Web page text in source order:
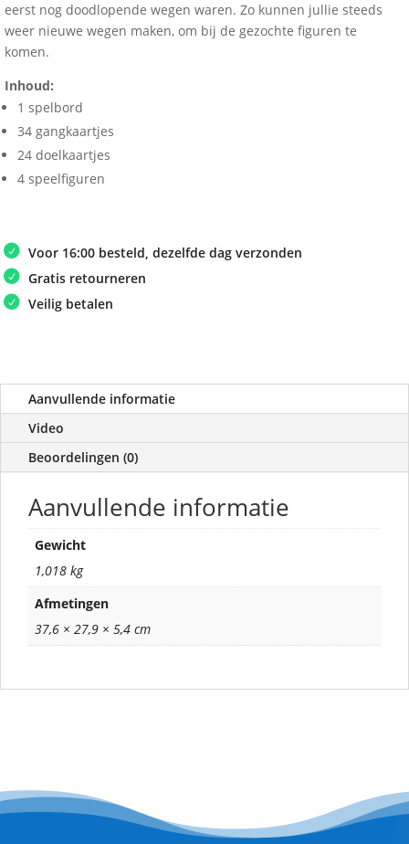
eerst nog doodlopende wegen waren. Zo kunnen jullie steeds
weer nieuwe wegen maken, om bij de gezochte figuren te
komen.
Inhoud:
1 spelbord
34 gangkaartjes
24 doelkaartjes
4 speelfiguren
Voor 16:00 besteld, dezelfde dag verzonden
Gratis retourneren
Veilig betalen
Aanvullende informatie
Video
Beoordelingen (0)
Aanvullende informatie
Gewicht
1,018 kg
Afmetingen
37,6 × 27,9 × 5,4 cm